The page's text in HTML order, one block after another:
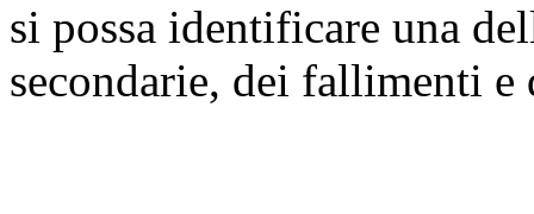
si possa identificare una
secondarie, dei fallimenti